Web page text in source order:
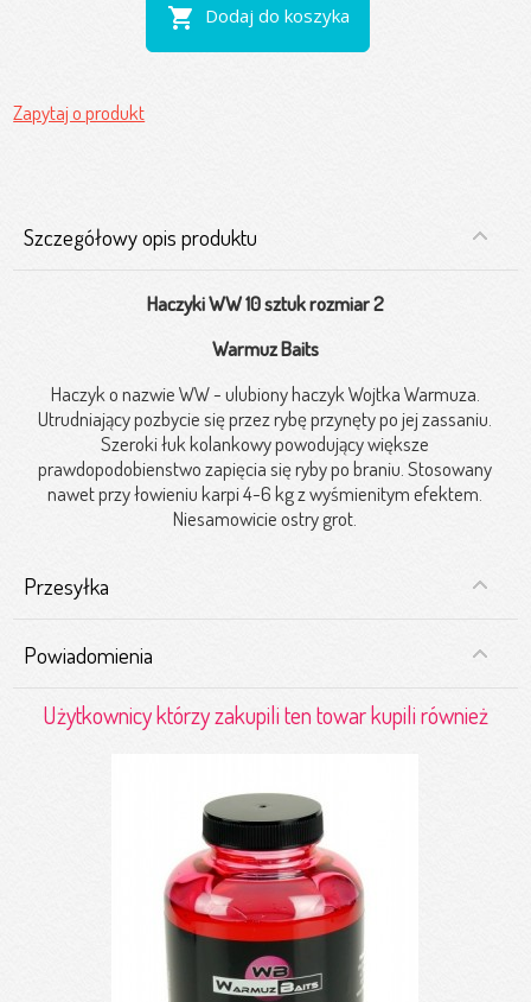
shopping_cart Dodaj do koszyka
Zapytaj o produkt
Szczegółowy opis produktu
Haczyki WW 10 sztuk rozmiar 2
Warmuz Baits
Haczyk o nazwie WW - ulubiony haczyk Wojtka Warmuza.
Utrudniający pozbycie się przez rybę przynęty po jej zassaniu.
Szeroki łuk kolankowy powodujący większe
prawdopodobienstwo zapięcia się ryby po braniu. Stosowany
nawet przy łowieniu karpi 4-6 kg z wyśmienitym efektem.
Niesamowicie ostry grot.
Przesyłka
Powiadomienia
Użytkownicy którzy zakupili ten towar kupili również